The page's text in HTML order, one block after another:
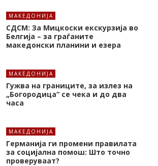
МАКЕДОНИЈА
СДСМ: За Мицкоски екскурзија во
Белгија – за граѓаните
македонски планини и езера
МАКЕДОНИЈА
Гужва на границите, за излез на
„Богородица“ се чека и до два
часа
МАКЕДОНИЈА
Германија ги промени правилата
за социјална помош: Што точно
проверуваат?